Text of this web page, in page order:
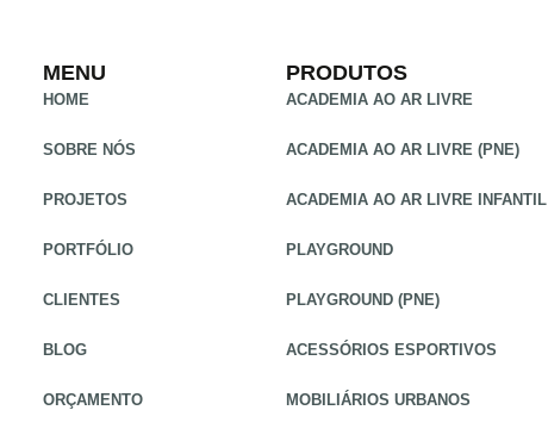
MENU
HOME
SOBRE NÓS
PROJETOS
PORTFÓLIO
CLIENTES
BLOG
ORÇAMENTO
PRODUTOS
ACADEMIA AO AR LIVRE
ACADEMIA AO AR LIVRE (PNE)
ACADEMIA AO AR LIVRE INFANTIL
PLAYGROUND
PLAYGROUND (PNE)
ACESSÓRIOS ESPORTIVOS
MOBILIÁRIOS URBANOS